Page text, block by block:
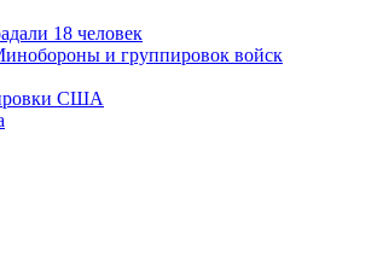
18 человек
и группировок войск
США